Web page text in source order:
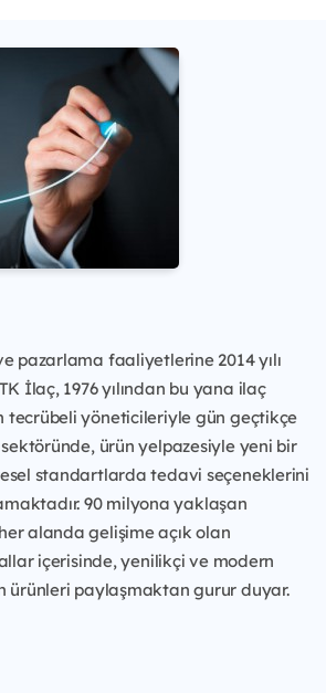
pazarlama faaliyetlerine 2014 yılı
İlaç, 1976 yılından bu yana ilaç
tecrübeli yöneticileriyle gün geçtikçe
ürün yelpazesiyle yeni bir
standartlarda tedavi seçeneklerini
90 milyona yaklaşan
alanda gelişime açık olan
içerisinde, yenilikçi ve modern
ürünleri paylaşmaktan gurur duyar.